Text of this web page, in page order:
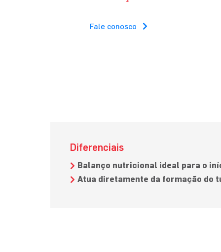
Fale conosco
Diferenciais
Balanço nutricional ideal para o
Atua diretamente da formação do